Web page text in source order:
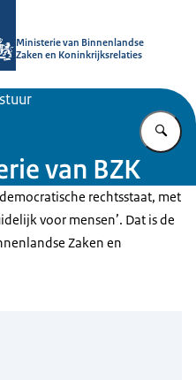
Ministerie van Binnenlandse
Zaken en Koninkrijksrelaties
van BZK
rechtsstaat, met
voor mensen’. Dat is de
Zaken en